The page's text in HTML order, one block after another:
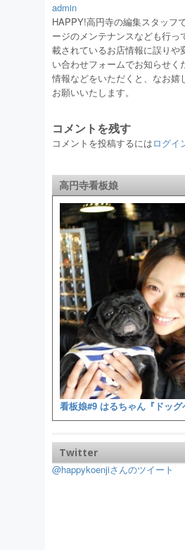
admin
HAPPY!高円寺の編集スタッフ
ージのメンテナンスなども行っ
載されているお店情報に誤りや
い合わせフォームでお知らせく
情報などをいただくと、なお嬉
お願いいたします。
コメントを残す
コメントを投稿するにはログイ
高円寺看板娘
看板娘#9 はるちゃん『ドッグ
Twitter
@happykoenjiさんのツイート